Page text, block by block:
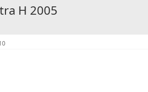
H 2005